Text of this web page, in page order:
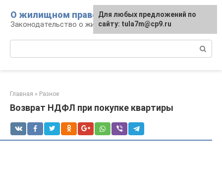
контенту
О жилищном праве
Законодательство о жилье и земле
Главная » Разное
Возврат НДФЛ при покупке квартиры
Для любых предложений по
сайту: tula7m@cp9.ru